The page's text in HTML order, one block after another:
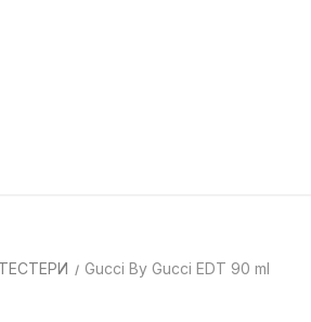
Gucci By Gucci EDT 90 ml